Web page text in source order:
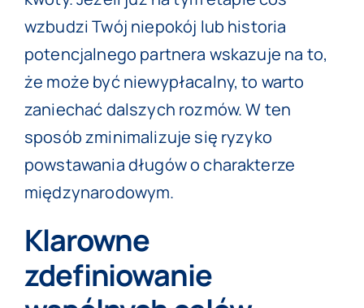
wzbudzi Twój niepokój lub historia
potencjalnego partnera wskazuje na to,
że może być niewypłacalny, to warto
zaniechać dalszych rozmów. W ten
sposób zminimalizuje się ryzyko
powstawania długów o charakterze
międzynarodowym.
Klarowne
zdefiniowanie